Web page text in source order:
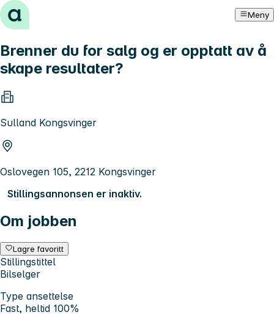
Hopp til innhold Meny
Brenner du for salg og er opptatt av å
skape resultater?
Sulland Kongsvinger
Oslovegen 105, 2212 Kongsvinger
Stillingsannonsen er inaktiv.
Om jobben
Lagre favoritt
Stillingstittel
Bilselger
Type ansettelse
Fast, heltid 100%